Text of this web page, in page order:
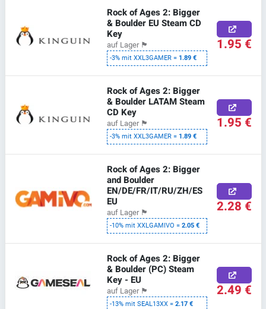
Rock of Ages 2: Bigger
& Boulder EU Steam CD
Key
auf Lager 🏴
-3% mit XXL3GAMER =1.89 €
1.95 €
Rock of Ages 2: Bigger
& Boulder LATAM Steam
CD Key
auf Lager 🏴
-3% mit XXL3GAMER =1.89 €
1.95 €
Rock of Ages 2: Bigger
and Boulder
EN/DE/FR/IT/RU/ZH/ES
EU
auf Lager 🏴
-10% mit XXLGAMIVO =2.05 €
2.28 €
Rock of Ages 2: Bigger
& Boulder (PC) Steam
Key - EU
auf Lager 🏴
-13% mit SEAL13XX =2.17 €
2.49 €